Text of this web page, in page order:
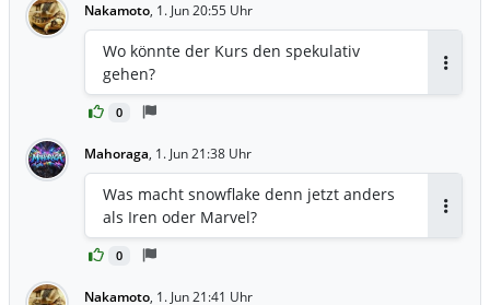
Nakamoto, 1. Jun 20:55 Uhr
0
Wo könnte der Kurs den spekulativ
gehen?
Mahoraga, 1. Jun 21:38 Uhr
0
Was macht snowflake denn jetzt anders
als Iren oder Marvel?
Nakamoto, 1. Jun 21:41 Uhr